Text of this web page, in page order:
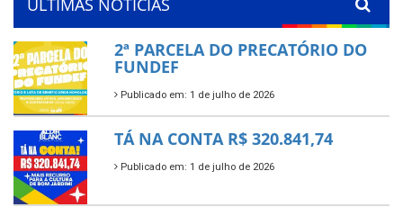
ÚLTIMAS NOTÍCIAS
2ª PARCELA DO PRECATÓRIO DO
FUNDEF
Publicado em: 1 de julho de 2026
TÁ NA CONTA R$ 320.841,74
Publicado em: 1 de julho de 2026